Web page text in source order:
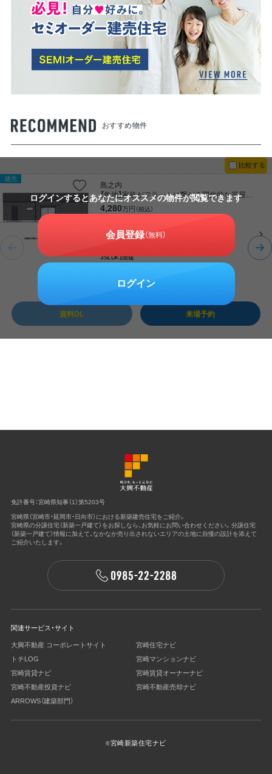
おすすめ物件
比較する
建売
島之内
【角地】家族がフラットに繋がる開放的な平屋暮らし。駐車3台可能。島之内【CIELFLAT】
4,280万円 （税込）
建物面積 / 27.83坪
3SLDK1階建
オススメ 仲介料無料
資料DL 来場予約
ログインするとあなたにオススメの物件が閲覧できます
会員登録（無料）
ログイン
免許番号：宮崎県知事（1）第5203号
宮崎県（宮崎市・延岡市・日向市）における新築建売住宅をご紹介。
宮崎県の分譲住宅（新築一戸建て）をお探しなら、お気軽にお問い合わせください。 分譲住宅
（新築一戸建て）情報に加えて、なかなか売り出されないエリアの土地に自慢の設計を添えて
ご紹介いたします。
関連サービス・サイト
大興不動産 コーポレートサイト
宮崎住宅ナビ
トチLOG
宮崎マンションナビ
宮崎賃貸ナビ
宮崎賃貸オーナーナビ
宮崎不動産投資ナビ
宮崎不動産売却ナビ
ARROWS（建築部⾨）
©宮崎新築住宅ナビ